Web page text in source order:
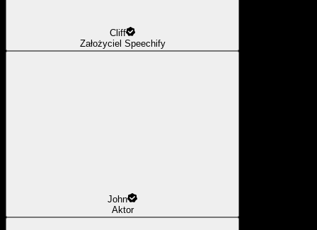
Cliff
Założyciel Speechify
John
Aktor